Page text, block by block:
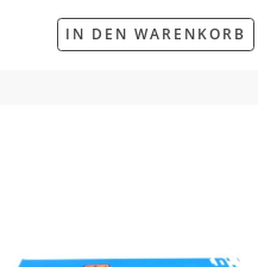
IN DEN WARENKORB